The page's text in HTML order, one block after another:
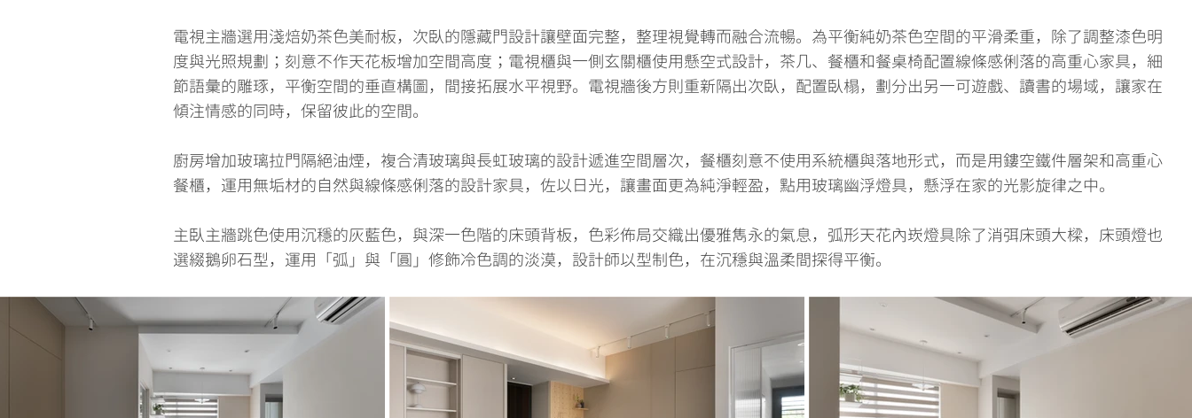
電視主牆選用淺焙奶茶色美耐板，次臥的隱藏門設計讓壁面完整，整理視覺轉而融合流暢。為平衡純奶茶色空間的平滑柔重，除了調整漆色明
度與光照規劃；刻意不作天花板增加空間高度；電視櫃與一側玄關櫃使用懸空式設計，茶几、餐櫃和餐桌椅配置線條感俐落的高重心家具，細
節語彙的雕琢，平衡空間的垂直構圖，間接拓展水平視野。電視牆後方則重新隔出次臥，配置臥榻，劃分出另一可遊戲、讀書的場域，讓家在
傾注情感的同時，保留彼此的空間。​
廚房增加玻璃拉門隔絕油煙，複合清玻璃與長虹玻璃的設計遞進空間層次，餐櫃刻意不使用系統櫃與落地形式，而是用鏤空鐵件層架和高重心
餐櫃，運用無垢材的自然與線條感俐落的設計家具，佐以日光，讓畫面更為純淨輕盈，點用玻璃幽浮燈具，懸浮在家的光影旋律之中。
主臥主牆跳色使用沉穩的灰藍色，與深一色階的床頭背板，色彩佈局交織出優雅雋永的氣息，弧形天花內崁燈具除了消弭床頭大樑，床頭燈也
選綴鵝卵石型，運用「弧」與「圓」修飾冷色調的淡漠，設計師以型制色，在沉穩與溫柔間探得平衡。